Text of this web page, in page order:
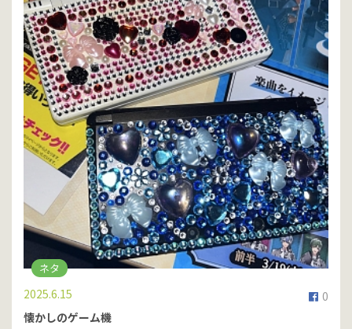
ネタ
0
2025.6.15
懐かしのゲーム機